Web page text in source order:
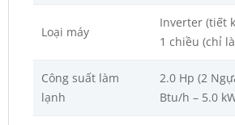
Loại máy
Inverter (tiết
1 chiều (chỉ
Công suất làm
lạnh
2.0 Hp (2
Btu/h – 5.0